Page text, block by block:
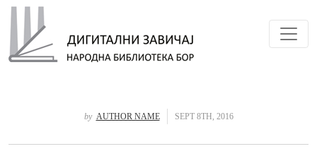
by AUTHOR NAME SEPT 8TH, 2016